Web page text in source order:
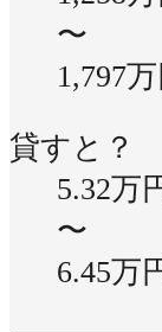
〜
1,797万
貸すと？
5.32万
〜
6.45万